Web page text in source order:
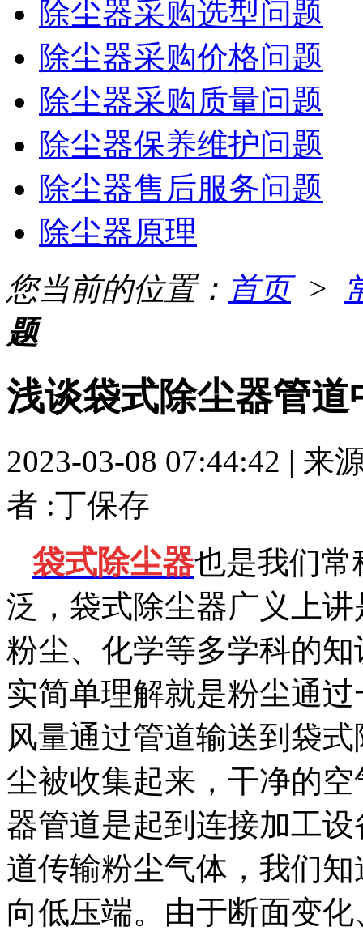
除尘器采购选型问题
除尘器采购价格问题
除尘器采购质量问题
除尘器保养维护问题
除尘器售后服务问题
除尘器原理
您当前的位置： 首页>
题
浅谈袋式除尘器管
2023-03-08 07:44:42 | 来
者 :丁保存
袋式除尘器也是我们常
泛，袋式除尘器广义上
粉尘、化学等多学科的
实简单理解就是粉尘通
风量通过管道输送到袋
尘被收集起来，干净的
器管道是起到连接加工
道传输粉尘气体，我们
向低压端。由于断面变